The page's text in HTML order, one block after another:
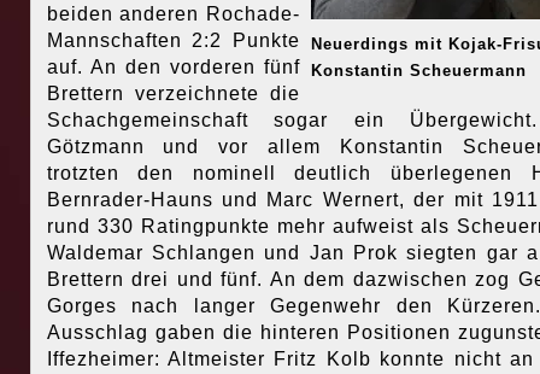
Neuerdings mit Kojak-
Konstantin Scheuermann
beiden anderen Rochade-
Mannschaften 2:2 Punkte
auf. An den vorderen fünf
Brettern verzeichnete die
Schachgemeinschaft sogar ein
Götzmann und vor allem Konstantin
trotzten den nominell deutlich überlegenen
Bernrader-Hauns und Marc Wernert, der mit
rund 330 Ratingpunkte mehr aufweist als
Waldemar Schlangen und Jan Prok siegten gar
Brettern drei und fünf. An dem dazwischen zog
Gorges nach langer Gegenwehr den
Ausschlag gaben die hinteren Positionen
Iffezheimer: Altmeister Fritz Kolb konnte nicht